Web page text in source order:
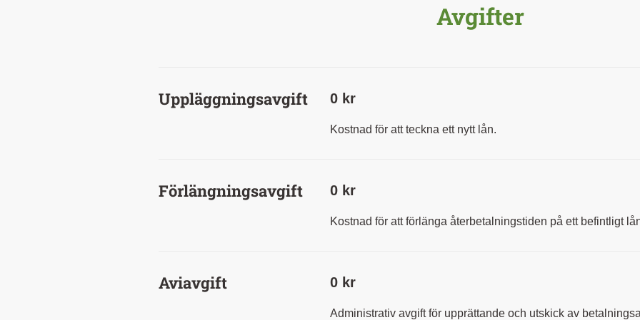
Avgifter
Uppläggningsavgift 0 kr
Kostnad för att teckna ett nytt lån.
Förlängningsavgift 0 kr
Kostnad för att förlänga återbetalningstiden på ett befintligt
Aviavgift 0 kr
Administrativ avgift för upprättande och utskick av